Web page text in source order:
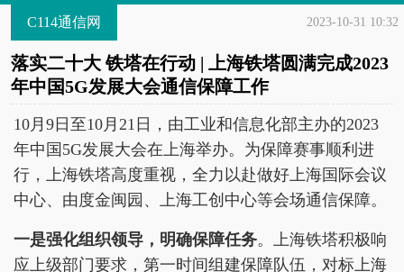
C114通信网 2023-10-31 10:32
落实二十大 铁塔在行动 | 上海铁塔圆满完成2023
年中国5G发展大会通信保障工作
10月9日至10月21日，由工业和信息化部主办的2023
年中国5G发展大会在上海举办。为保障赛事顺利进
行，上海铁塔高度重视，全力以赴做好上海国际会议
中心、由度金闽园、上海工创中心等会场通信保障。
一是强化组织领导，明确保障任务。上海铁塔积极响
应上级部门要求，第一时间组建保障队伍，对标上海